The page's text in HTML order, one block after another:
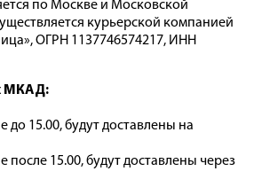
по Москве и Московской
курьерской компанией
ОГРН 1137746574217, ИНН
МКАД:
15.00, будут доставлены на
15.00, будут доставлены через